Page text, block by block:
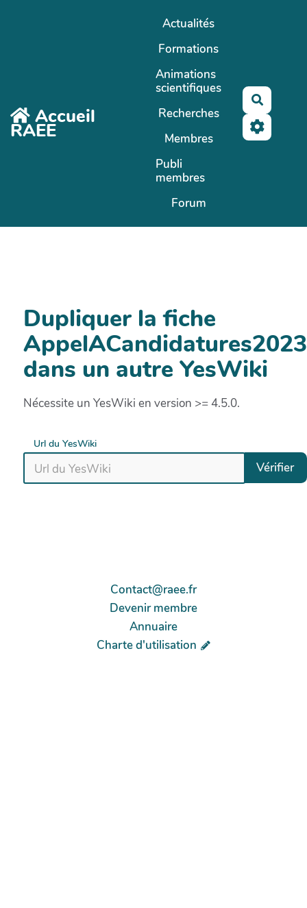
Accueil
RAEE
Actualités
Formations
Animations
scientifiques
Recherches
Membres
Publi
membres
Forum
Dupliquer la fiche
dans un autre YesWiki
Nécessite un YesWiki en version >= 4.5.0.
Url du YesWiki
Vérifier
Contact@raee.fr
Devenir membre
Annuaire
Charte d'utilisation